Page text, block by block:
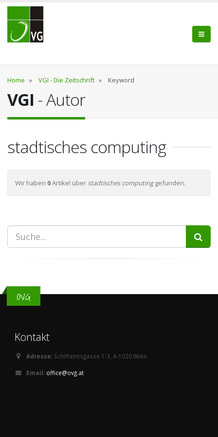
Home » VGI - Die Zeitschrift » Keyword
VGI - Autor
stadtisches computing
Wir haben 0Artikel über stadtisches computinggefunden.
OVG
Kontakt
Adresse: Schiffamtsgasse 1-3, A-1020 Wien
Email: office@ovg.at